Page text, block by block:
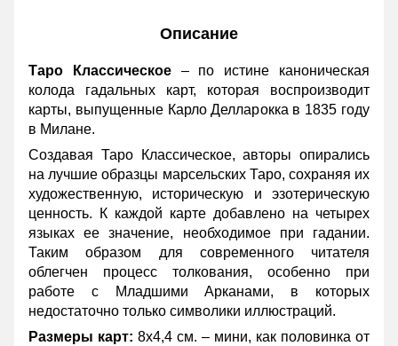
Описание
Таро Классическое– по истине каноническая
колода гадальных карт, которая воспроизводит
карты, выпущенные Карло Делларокка в 1835 году
в Милане.
Создавая Таро Классическое, авторы опирались
на лучшие образцы марсельских Таро, сохраняя их
художественную, историческую и эзотерическую
ценность. К каждой карте добавлено на четырех
языках ее значение, необходимое при гадании.
Таким образом для современного читателя
облегчен процесс толкования, особенно при
работе с Младшими Арканами, в которых
недостаточно только символики иллюстраций.
Размеры карт: 8х4,4 см. – мини, как половинка от